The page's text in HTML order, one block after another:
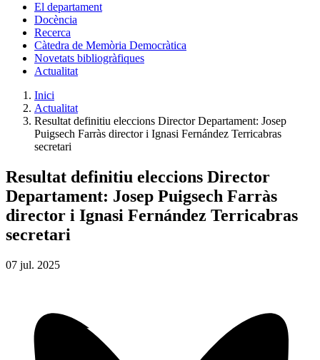
El departament
Docència
Recerca
Càtedra de Memòria Democràtica
Novetats bibliogràfiques
Actualitat
Inici
Actualitat
Resultat definitiu eleccions Director Departament: Josep
Puigsech Farràs director i Ignasi Fernández Terricabras
secretari
Resultat definitiu eleccions Director
Departament: Josep Puigsech Farràs
director i Ignasi Fernández Terricabras
secretari
07 jul. 2025